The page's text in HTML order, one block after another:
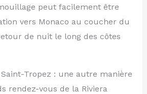
peut facilement être
vers Monaco au coucher du
de nuit le long des côtes
Saint-Tropez : une autre manière
rendez-vous de la Riviera